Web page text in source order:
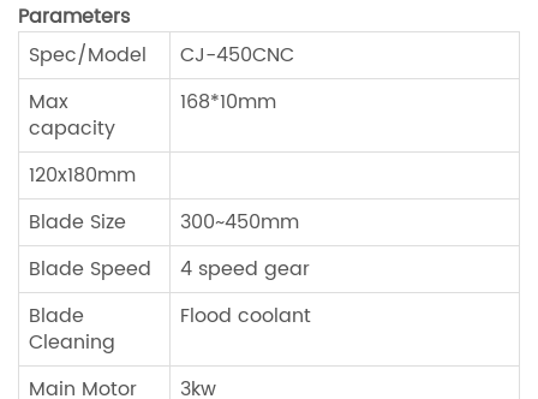
Parameters
Spec/Model
CJ-450CNC
Max
capacity
168*10mm
120x180mm
Blade Size
300~450mm
Blade Speed
4 speed gear
Blade
Cleaning
Flood coolant
Main Motor
3kw